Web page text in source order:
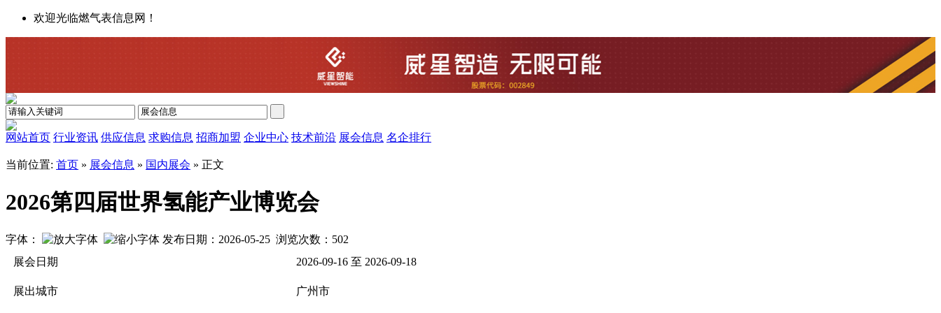
欢迎光临燃气表信息网！
网站首页 行业资讯 供应信息 求购信息 招商加盟 企业中心 技术前沿 展会信息 名企排行
当前位置: 首页 » 展会信息 » 国内展会 » 正文
2026第四届世界氢能产业博览会
字体： 发布日期：2026-05-25 浏览次数： 502
展会日期
2026-09-16 至 2026-09-18
展出城市 广州市